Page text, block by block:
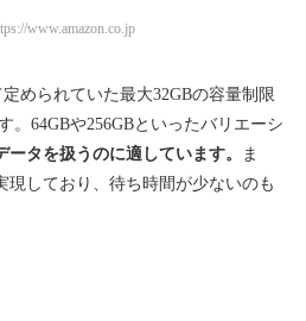
www.amazon.co.jp
定められていた最大32GBの容量制限
。64GBや256GBといったバリエーシ
ータを扱うのに適しています。
ま
現しており、待ち時間が少ないのも